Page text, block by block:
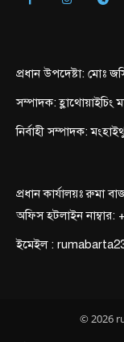
প্রধান উপদেষ্টা: মোঃ
সম্পাদক: হ্লাথোয়াইচিং
নির্বাহী সম্পাদক:
প্রধান কার্যালয়ঃ রুমা
অফিস হটলাইন
ইমেইল :
© 2026